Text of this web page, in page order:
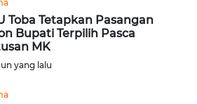
Toba Tetapkan Pasangan
Bupati Terpilih Pasca
MK
yang lalu